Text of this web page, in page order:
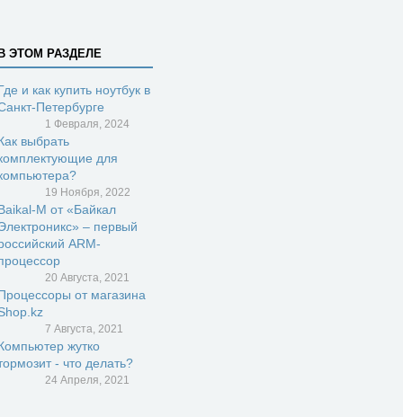
ЭТОМ РАЗДЕЛЕ
и как купить ноутбук в
Петербурге
1 Февраля, 2024
выбрать
для
19 Ноября, 2022
M от «Байкал
– первый
ARM-
20 Августа, 2021
от магазина
7 Августа, 2021
жутко
- что делать?
24 Апреля, 2021